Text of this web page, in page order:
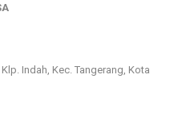
Indah, Kec. Tangerang, Kota